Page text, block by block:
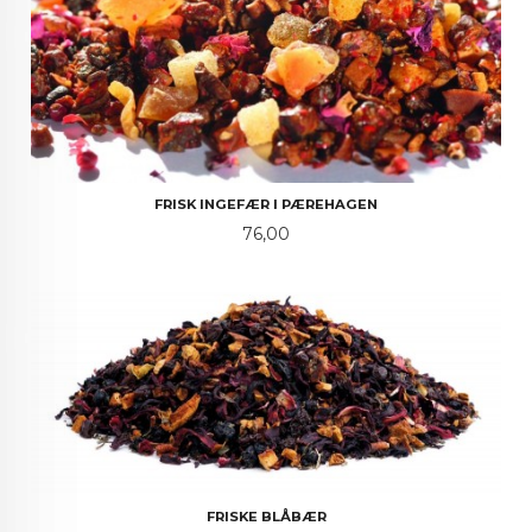
FRISK INGEFÆR I PÆREHAGEN
Pris
76,00
FRISKE BLÅBÆR